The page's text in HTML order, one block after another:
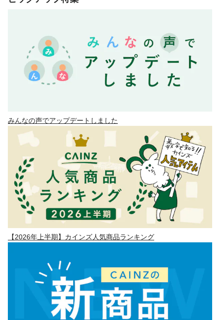
みんなの声でアップデートしました
【2026年上半期】カインズ人気商品ランキング